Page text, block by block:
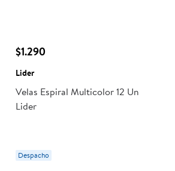
$1.290
Lider
Velas Espiral Multicolor 12 Un
Lider
Despacho